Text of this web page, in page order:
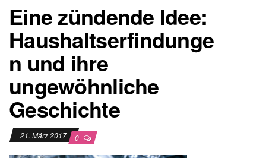
Eine zündende Idee:
Haushaltserfindunge
n und ihre
ungewöhnliche
Geschichte
21. März 2017 0